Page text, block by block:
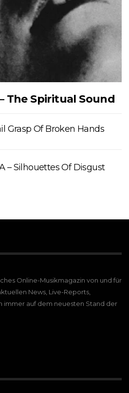
The Spiritual Sound
Grasp Of Broken Hands
– Silhouettes Of Disgust
Online-Musikmagazin von und für
News, Live-Reports,
immer auf dem neuesten Stand der